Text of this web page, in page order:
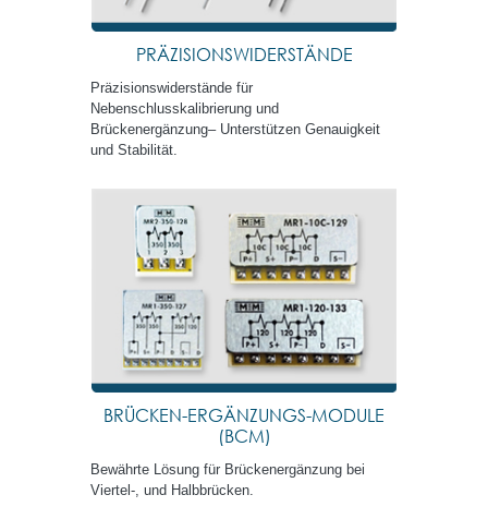
PRÄZISIONSWIDERSTÄNDE
Präzisionswiderstände für
Nebenschlusskalibrierung und
Brückenergänzung– Unterstützen Genauigkeit
und Stabilität.
BRÜCKEN-ERGÄNZUNGS-MODULE
(BCM)
Bewährte Lösung für Brückenergänzung bei
Viertel-, und Halbbrücken.